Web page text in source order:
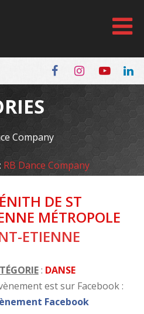
Company
RB Dance Company
DE ST
MÉTROPOLE
ETIENNE
: DANSE
est sur Facebook :
Facebook